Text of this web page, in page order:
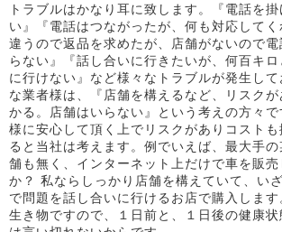
トラブルはかなり耳に致します。『電話を
い』『電話はつながったが、何も対応してく
違うので返品を求めたが、店舗がないので
らない』『話し合いに行きたいが、何百キロ
に行けない』など様々なトラブルが発生し
な業者様は、『店舗を構えるなど、リスク
かる。店舗はいらない』という考えの方々
様に安心して頂く上でリスクがありコスト
ると当社は考えます。例でいえば、最大手
舗も無く、インターネット上だけで車を販売
か？ 私ならしっかり店舗を構えていて、い
で問題を話し合いに行けるお店で購入しま
生き物ですので、１日前と、１日後の健康状